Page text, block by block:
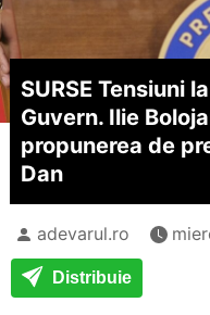
SURSE Tensiuni
Guvern. Ilie
propunerea de
Dan
adevarul.ro
Distribuie